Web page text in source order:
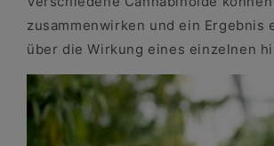
zusammenwirken und ein Ergebnis
über die Wirkung eines einzelnen